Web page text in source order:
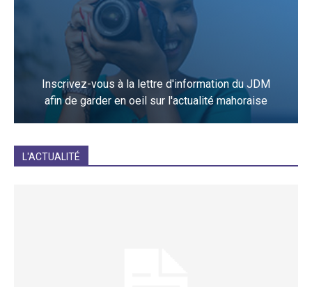
Inscrivez-vous à la lettre d'information du JDM
afin de garder en oeil sur l'actualité mahoraise
L'ACTUALITÉ